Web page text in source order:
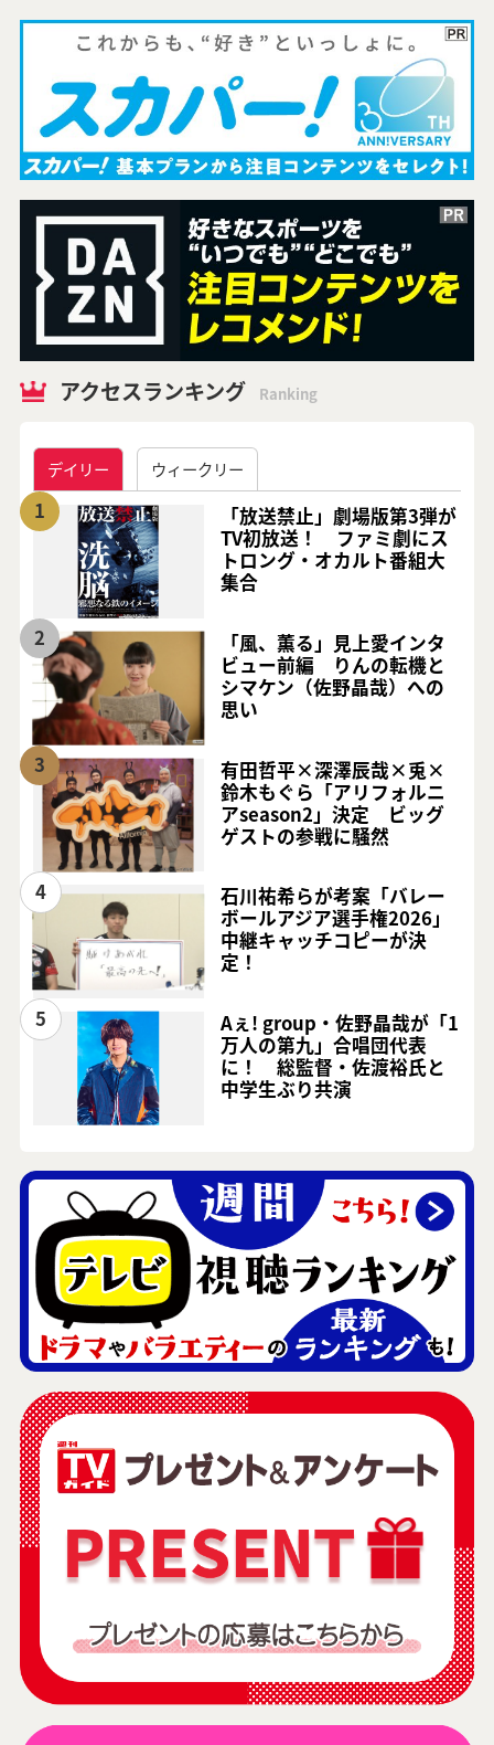
アクセスランキング Ranking
デイリー ウィークリー
1
「放送禁止」劇場版第3弾が
TV初放送！ ファミ劇にス
トロング・オカルト番組大
集合
2
「風、薫る」見上愛インタ
ビュー前編 りんの転機と
シマケン（佐野晶哉）への
思い
3
有田哲平×深澤辰哉×兎×
鈴木もぐら「アリフォルニ
アseason2」決定 ビッグ
ゲストの参戦に騒然
4
石川祐希らが考案「バレー
ボールアジア選手権2026」
中継キャッチコピーが決
定！
5
Aぇ! group・佐野晶哉が「1
万人の第九」合唱団代表
に！ 総監督・佐渡裕氏と
中学生ぶり共演